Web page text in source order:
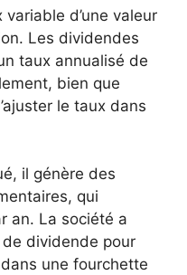
d’une valeur
Les dividendes
taux annualisé de
bien que
le taux dans
il génère des
qui
an. La société a
de dividende pour
une fourchette